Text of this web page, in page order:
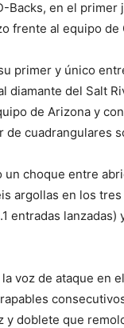
Backs, en el primer
frente al equipo de
primer y único
diamante del Salt
de Arizona y
de cuadrangulares
un choque entre
argollas en los
entradas
voz de ataque
y doblete que